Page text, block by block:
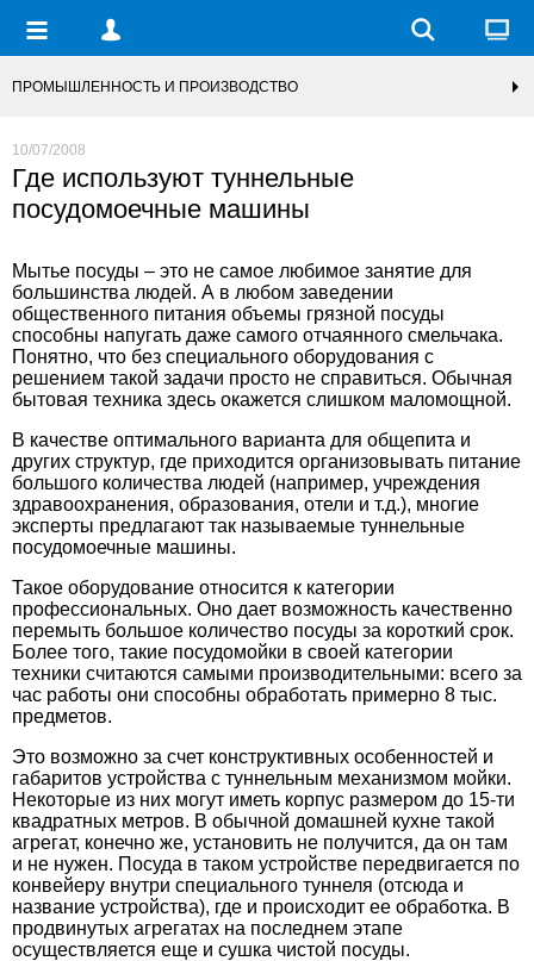
ПРОМЫШЛЕННОСТЬ И ПРОИЗВОДСТВО
10/07/2008
Где используют туннельные
посудомоечные машины
Мытье посуды – это не самое любимое занятие для
большинства людей. А в любом заведении
общественного питания объемы грязной посуды
способны напугать даже самого отчаянного смельчака.
Понятно, что без специального оборудования с
решением такой задачи просто не справиться. Обычная
бытовая техника здесь окажется слишком маломощной.
В качестве оптимального варианта для общепита и
других структур, где приходится организовывать питание
большого количества людей (например, учреждения
здравоохранения, образования, отели и т.д.), многие
эксперты предлагают так называемые туннельные
посудомоечные машины.
Такое оборудование относится к категории
профессиональных. Оно дает возможность качественно
перемыть большое количество посуды за короткий срок.
Более того, такие посудомойки в своей категории
техники считаются самыми производительными: всего за
час работы они способны обработать примерно 8 тыс.
предметов.
Это возможно за счет конструктивных особенностей и
габаритов устройства с туннельным механизмом мойки.
Некоторые из них могут иметь корпус размером до 15-ти
квадратных метров. В обычной домашней кухне такой
агрегат, конечно же, установить не получится, да он там
и не нужен. Посуда в таком устройстве передвигается по
конвейеру внутри специального туннеля (отсюда и
название устройства), где и происходит ее обработка. В
продвинутых агрегатах на последнем этапе
осуществляется еще и сушка чистой посуды.